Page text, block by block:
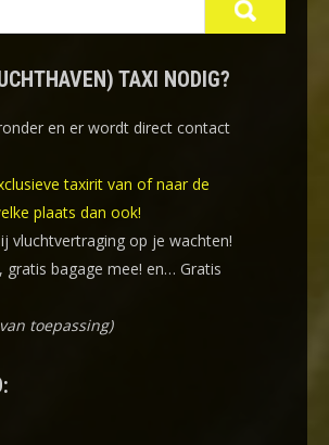
TAXI NODIG?
en er wordt direct contact
taxirit van of naar de
plaats dan ook!
vluchtvertraging op je wachten!
gratis bagage mee! en… Gratis
toepassing)